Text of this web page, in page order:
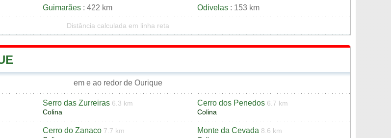
Guimarães : 422 km Odivelas : 153 km
Distância calculada em linha reta
em e ao redor de Ourique
Serro das Zurreiras 6.3 km
Colina
Cerro dos Penedos 6.7 km
Colina
Cerro do Zanaco 7.7 km
Monte da Cevada 8.6 km